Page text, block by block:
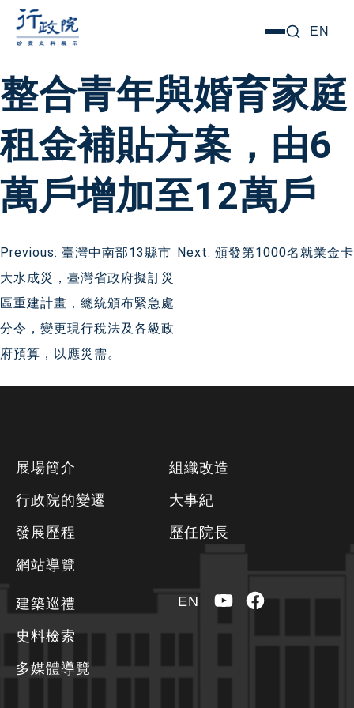
要
內
容
選
EN
整合青年與婚育家庭
租金補貼方案，由6
萬戶增加至12萬戶
文
章
導
Previous: 臺灣中南部13縣市
大水成災，臺灣省政府擬訂災
區重建計畫，總統頒布緊急處
分令，變更現行稅法及各級政
府預算，以應災需。
Next: 頒發第1000名就業金卡
展場簡介
行政院的變遷
發展歷程
網站導覽
組織改造
大事紀
歷任院長
建築巡禮
史料檢索
多媒體導覽
EN YouTubeFacebook